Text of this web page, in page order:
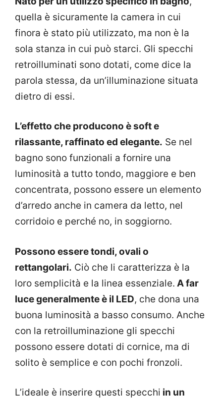
quella è sicuramente la camera in cui
finora è stato più utilizzato, ma non è la
sola stanza in cui può starci. Gli specchi
retroilluminati sono dotati, come dice la
parola stessa, da un’illuminazione situata
dietro di essi.
L’effetto che producono è soft e
rilassante, raffinato ed elegante. Se nel
bagno sono funzionali a fornire una
luminosità a tutto tondo, maggiore e ben
concentrata, possono essere un elemento
d’arredo anche in camera da letto, nel
corridoio e perché no, in soggiorno.
Possono essere tondi, ovali o
rettangolari. Ciò che li caratterizza è la
loro semplicità e la linea essenziale. A far
luce generalmente è il LED, che dona una
buona luminosità a basso consumo. Anche
con la retroilluminazione gli specchi
possono essere dotati di cornice, ma di
solito è semplice e con pochi fronzoli.
L’ideale è inserire questi specchi in un